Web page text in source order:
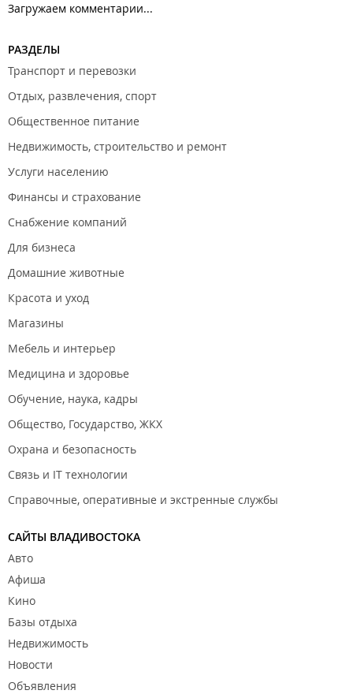
Загружаем комментарии...
РАЗДЕЛЫ
Транспорт и перевозки
Отдых, развлечения, спорт
Общественное питание
Недвижимость, строительство и ремонт
Услуги населению
Финансы и страхование
Снабжение компаний
Для бизнеса
Домашние животные
Красота и уход
Магазины
Мебель и интерьер
Медицина и здоровье
Обучение, наука, кадры
Общество, Государство, ЖКХ
Охрана и безопасность
Связь и IT технологии
Справочные, оперативные и экстренные службы
САЙТЫ ВЛАДИВОСТОКА
Авто
Афиша
Кино
Базы отдыха
Недвижимость
Новости
Объявления